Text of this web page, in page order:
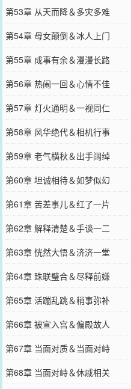
第53章 从天而降＆多灾多难
第54章 母女颠倒＆冰人上门
第55章 成事有余＆漫漫长路
第56章 热闹一回＆心情不佳
第57章 灯火通明＆一视同仁
第58章 风华绝代＆相机行事
第59章 老气横秋＆出手阔绰
第60章 坦诚相待＆如梦似幻
第61章 苦差事儿＆红了一片
第62章 解释清楚＆手谈一二
第63章 恍然大悟＆济济一堂
第64章 珠联璧合＆尽释前嫌
第65章 活蹦乱跳＆稍事弥补
第66章 被宣入宫＆偏殿故人
第67章 当面对质＆当面对峙
第68章 当面对峙＆休戚相关